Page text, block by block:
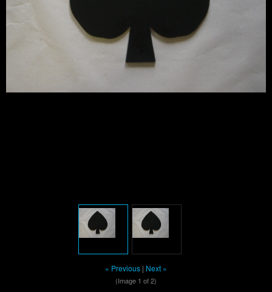
« Previous | Next »
(Image 1 of 2)